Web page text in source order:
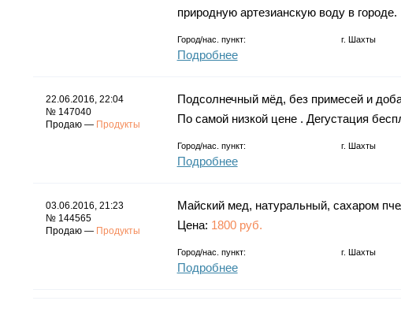
природную артезианскую воду в городе.
Город/нас. пункт: г. Шахты
Подробнее
22.06.2016, 22:04
№ 147040
Продаю — Продукты
Подсолнечный мёд, без примесей и
По самой низкой цене . Дегустация
Город/нас. пункт: г. Шахты
Подробнее
03.06.2016, 21:23
№ 144565
Продаю — Продукты
Майский мед, натуральный, сахаром
Цена: 1800 руб.
Город/нас. пункт: г. Шахты
Подробнее